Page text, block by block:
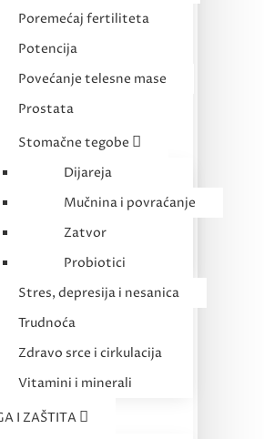
Poremećaj fertiliteta
Potencija
Povećanje telesne mase
Prostata
Stomačne tegobe
Dijareja
Mučnina i povraćanje
Zatvor
Probiotici
Stres, depresija i nesanica
Trudnoća
Zdravo srce i cirkulacija
Vitamini i minerali
I ZAŠTITA